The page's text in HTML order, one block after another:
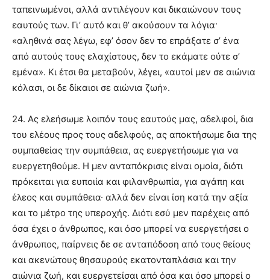
ταπεινωμένοι, αλλά αντιλέγουν και δικαιώνουν τους
εαυτούς των. Γι’ αυτό και θ’ ακούσουν τα λόγια·
«αληθινά σας λέγω, εφ’ όσον δεν το επράξατε σ’ ένα
από αυτούς τους ελαχίστους, δεν το εκάματε ούτε σ’
εμένα». Κι έτσι θα μεταβούν, λέγει, «αυτοί μεν σε αιώνια
κόλασι, οι δε δίκαιοι σε αιώνια ζωή».
24. Ας ελεήσωμε λοιπόν τους εαυτούς μας, αδελφοί, δια
του ελέους προς τους αδελφούς, ας αποκτήσωμε δια της
συμπαθείας την συμπάθεια, ας ευεργετήσωμε για να
ευεργετηθούμε. Η μεν ανταπόκρισις είναι ομοία, διότι
πρόκειται για ευποιία και φιλανθρωπία, για αγάπη και
έλεος και συμπάθεια· αλλά δεν είναι ίση κατά την αξία
και το μέτρο της υπεροχής. Διότι εσύ μεν παρέχεις από
όσα έχει ο άνθρωπος, και όσο μπορεί να ευεργετήσει ο
άνθρωπος, παίρνεις δε σε ανταπόδοση από τους θείους
και ακενώτους θησαυρούς εκατονταπλάσια και την
αιώνια ζωή, και ευεργετείσαι από όσα και όσο μπορεί ο